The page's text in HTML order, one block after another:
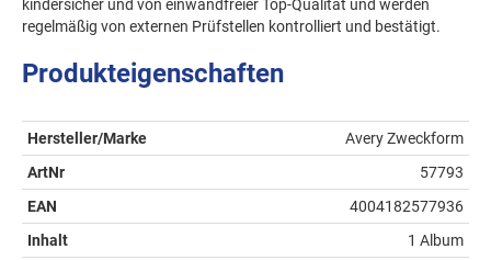
kindersicher und von einwandfreier Top-Qualität und werden
regelmäßig von externen Prüfstellen kontrolliert und bestätigt.
Produkteigenschaften
Hersteller/Marke
Avery Zweckform
ArtNr
57793
EAN
4004182577936
Inhalt
1 Album